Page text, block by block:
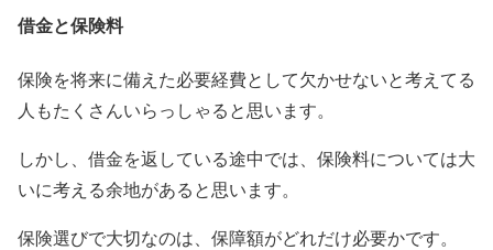
借金と保険料
保険を将来に備えた必要経費として欠かせないと考えてる
人もたくさんいらっしゃると思います。
しかし、借金を返している途中では、保険料については大
いに考える余地があると思います。
保険選びで大切なのは、保障額がどれだけ必要かです。